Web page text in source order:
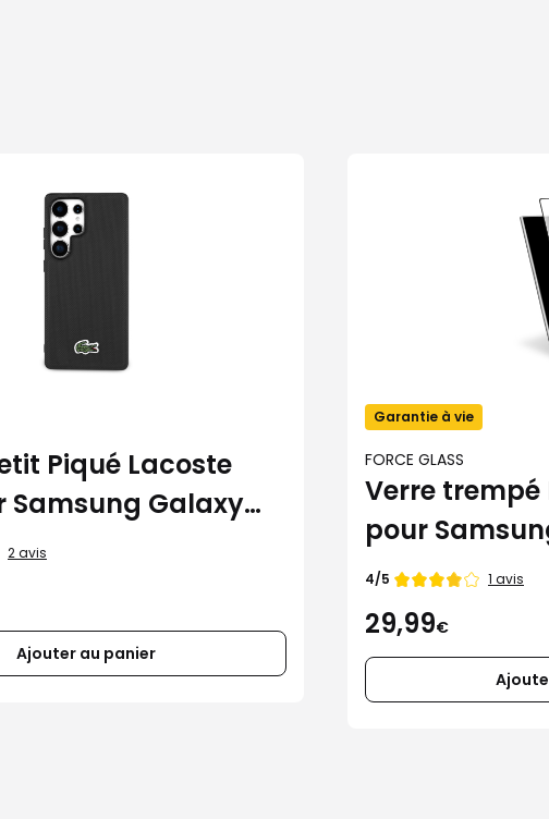
Piqué Lacoste
Samsung Galaxy
2 avis
Ajouter au panier
Garantie à vie
FORCE GLASS
Verre trempé
pour
Ultra
Note
4/5 1 avis
29,99€